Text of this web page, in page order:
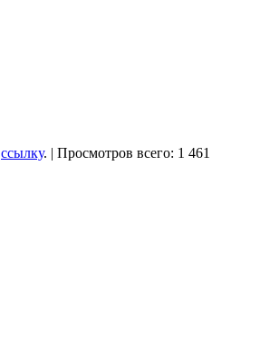
ссылку. | Просмотров всего: 1 461